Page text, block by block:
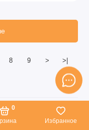
0
Избранное
8 9 > >|